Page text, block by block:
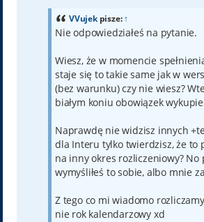
VVujekpisze:↑
Nie odpowiedziałeś na pytanie.
Wiesz, że w momencie
staje się to takie same jak w
(bez warunku) czy nie wiesz?
białym koniu obowiązek
Naprawdę nie widzisz innych
dla Interu tylko twierdzisz, że to
na inny okres rozliczeniowy? No
wymyśliłeś to sobie, albo mnie
Z tego co mi wiadomo
nie rok kalendarzowy xd